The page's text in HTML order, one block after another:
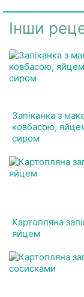
Інши
Запіканка з
ковбасою,
сиром
Картопляна
яйцем